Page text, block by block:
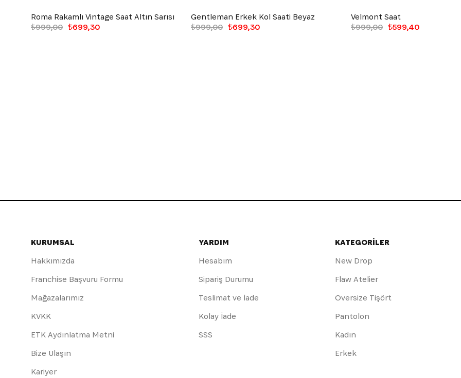
Roma Rakamlı Vintage Saat Altın Sarısı
₺699,30
₺999,00
Gentleman Erkek Kol Saati Beyaz
₺699,30
₺999,00
Velmont Saat
₺599,40
₺999,00
KURUMSAL
Hakkımızda
Franchise Başvuru Formu
Mağazalarımız
KVKK
ETK Aydınlatma Metni
Bize Ulaşın
Kariyer
YARDIM
Hesabım
Sipariş Durumu
Teslimat ve İade
Kolay İade
SSS
KATEGORİLER
New Drop
Flaw Atelier
Oversize Tişört
Pantolon
Kadın
Erkek